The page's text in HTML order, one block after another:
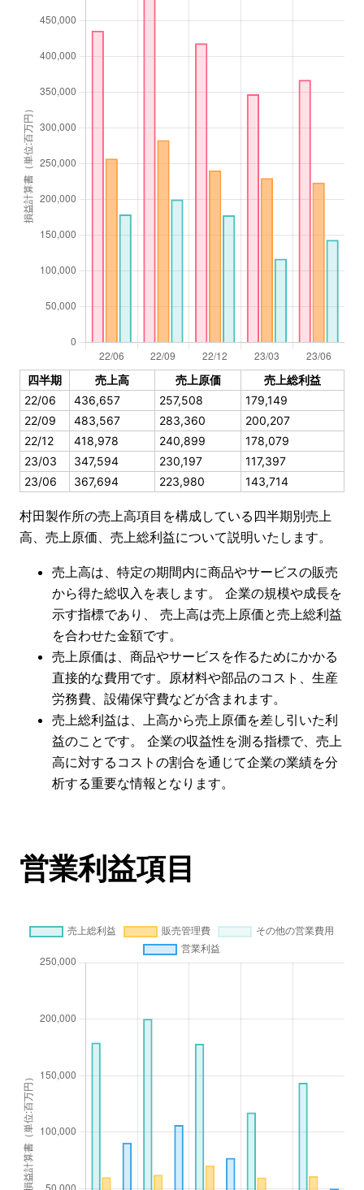
四半期 売上高 売上原価
売上総利益
22/06
436,657 257,508
179,149
22/09
483,567 283,360
200,207
22/12
418,978 240,899
178,079
23/03
347,594 230,197
117,397
23/06
367,694 223,980 143,714
村田製作所の売上高項目を構成している四半期別売上
高、売上原価、売上総利益について説明いたします。
売上高は、特定の期間内に商品やサービスの販売
から得た総収入を表します。 企業の規模や成長を
示す指標であり、 売上高は売上原価と売上総利益
を合わせた金額です。
売上原価は、商品やサービスを作るためにかかる
直接的な費用です。原材料や部品のコスト、生産
労務費、設備保守費などが含まれます。
売上総利益は、上高から売上原価を差し引いた利
益のことです。 企業の収益性を測る指標で、売上
高に対するコストの割合を通じて企業の業績を分
析する重要な情報となります。
営業利益項目